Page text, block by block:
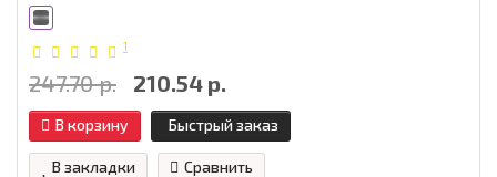
1
247.70 р. 210.54 р.
В корзину Быстрый заказ
В закладки Сравнить